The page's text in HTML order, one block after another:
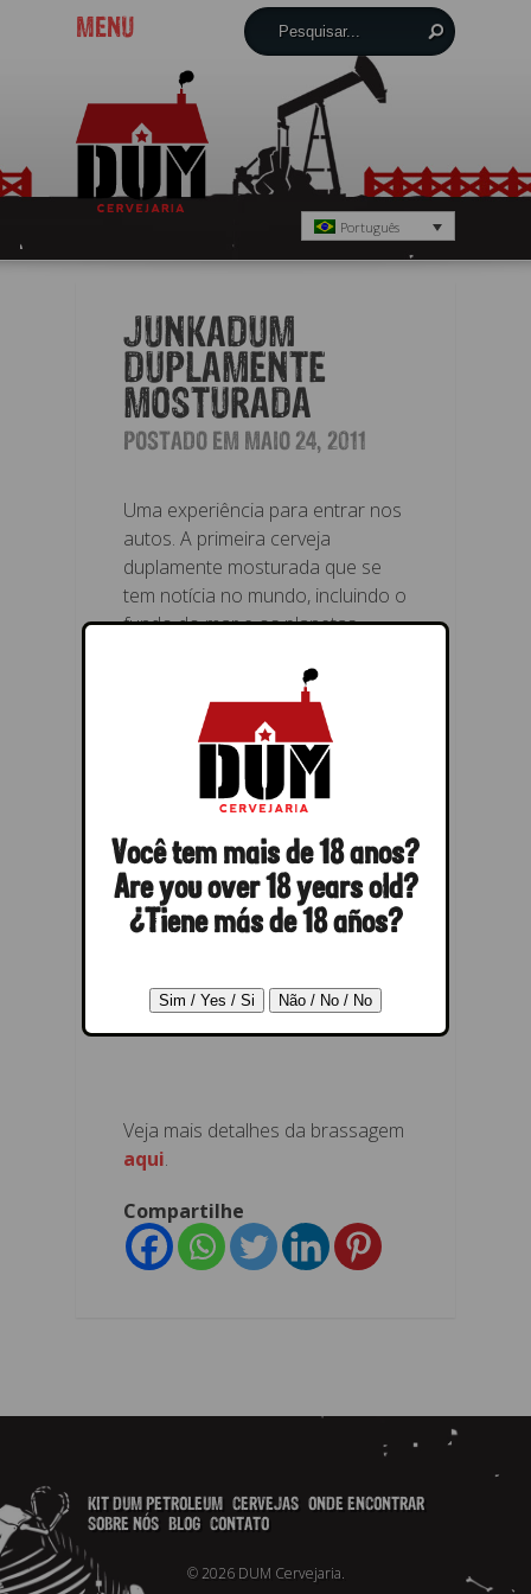
MENU
Português
JUNKADUM
DUPLAMENTE
MOSTURADA
POSTADO EM MAIO 24, 2011
Uma experiência para entrar nos
autos. A primeira cerveja
duplamente mosturada que se
tem notícia no mundo, incluindo o
fundo do mar e os planetas.
Veja mais detalhes da brassagem
aqui.
Compartilhe
KIT DUM PETROLEUM CERVEJAS
ONDE ENCONTRAR
SOBRE NÓS
BLOG CONTATO
© 2026 DUM Cervejaria.
Você tem mais de 18 anos?
Are you over 18 years old?
¿Tiene más de 18 años?